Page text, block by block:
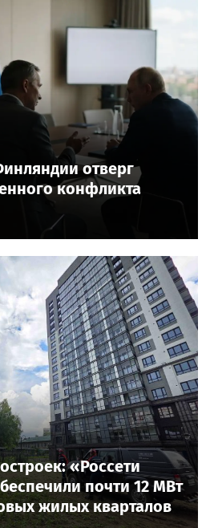
отверг
конфликта
«Россети
почти 12 МВт
жилых кварталов